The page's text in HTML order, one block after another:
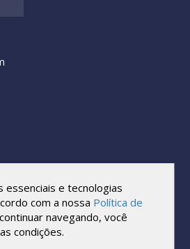
direitos reservados.
em parte sob qualquer forma ou meio,
por escrito do Cartão de Visita, é
proibida.
no projeto são os direitos autorais
essenciais e tecnologias
com a nossa Política de
navegando, você
condições.